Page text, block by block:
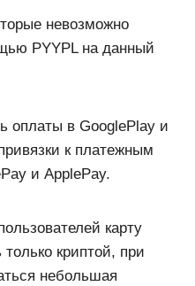
невозможно
PYYPL на данный
оплаты в GooglePlay и
к платежным
и ApplePay.
карту
криптой, при
небольшая